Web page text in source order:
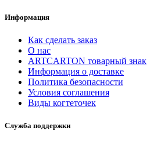
Информация
Как сделать заказ
О нас
ARTCARTON товарный знак
Информация о доставке
Политика безопасности
Условия соглашения
Виды когтеточек
Служба поддержки